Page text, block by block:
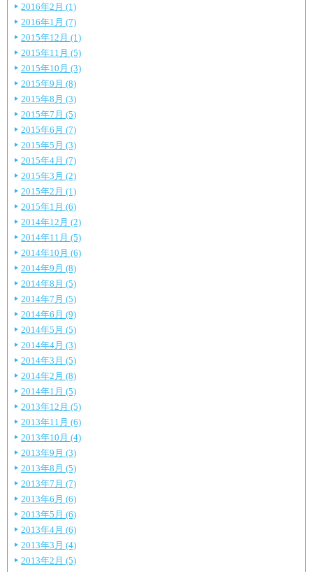
2016年2月 (1)
2016年1月 (7)
2015年12月 (1)
2015年11月 (5)
2015年10月 (3)
2015年9月 (8)
2015年8月 (3)
2015年7月 (5)
2015年6月 (7)
2015年5月 (3)
2015年4月 (7)
2015年3月 (2)
2015年2月 (1)
2015年1月 (6)
2014年12月 (2)
2014年11月 (5)
2014年10月 (6)
2014年9月 (8)
2014年8月 (5)
2014年7月 (5)
2014年6月 (9)
2014年5月 (5)
2014年4月 (3)
2014年3月 (5)
2014年2月 (8)
2014年1月 (5)
2013年12月 (5)
2013年11月 (6)
2013年10月 (4)
2013年9月 (3)
2013年8月 (5)
2013年7月 (7)
2013年6月 (6)
2013年5月 (6)
2013年4月 (6)
2013年3月 (4)
2013年2月 (5)